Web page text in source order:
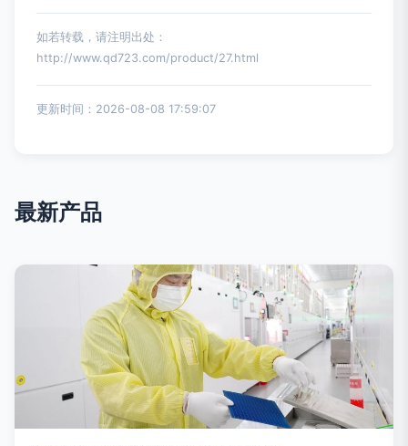
如若转载，请注明出处：
http://www.qd723.com/product/27.html
更新时间：2026-08-08 17:59:07
最新产品